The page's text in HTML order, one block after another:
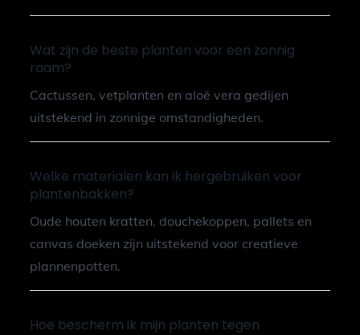
Wat zijn de beste planten voor een zonnig
raam?
Cactussen, vetplanten en aloë vera gedijen
uitstekend in zonnige omstandigheden.
Welke materialen kan ik hergebruiken voor
plantenbakken?
Oude houten kratten, douchekoppen, pallets en
canvas doeken zijn uitstekend voor creatieve
plannenpotten.
Hoe bescherm ik mijn planten tegen